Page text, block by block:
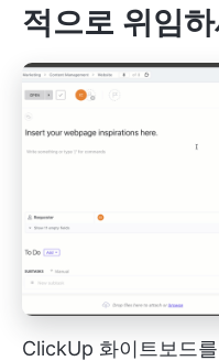
적으로 위임
ClickUp 화이트보드